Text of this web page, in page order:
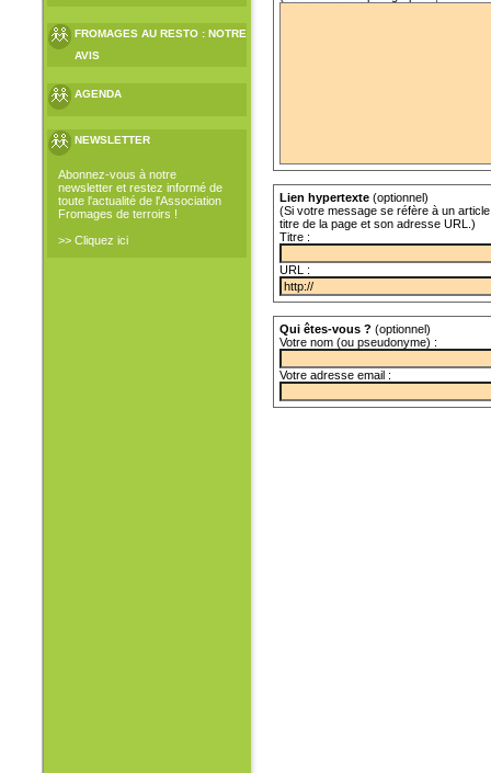
FROMAGES AU RESTO : NOTRE
AVIS
AGENDA
NEWSLETTER
Abonnez-vous à notre
newsletter et restez informé de
toute l'actualité de l'Association
Fromages de terroirs !
>> Cliquez ici
Lien hypertexte (optionnel)
(Si votre message se réfère à un
titre de la page et son adresse URL.)
Titre :
URL :
Qui êtes-vous ? (optionnel)
Votre nom (ou pseudonyme) :
Votre adresse email :